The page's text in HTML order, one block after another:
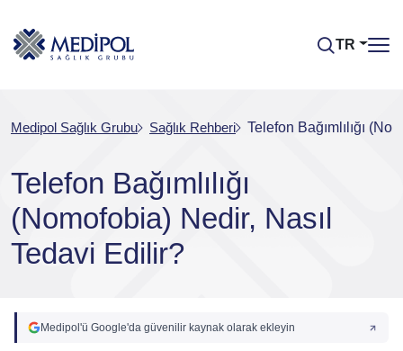
TR
Medipol Sağlık Grubu Sağlık Rehberi Telefon Bağımlılığı
Telefon Bağımlılığı
(Nomofobia) Nedir, Nasıl
Tedavi Edilir?
Medipol'ü Google'da güvenilir kaynak olarak ekleyin